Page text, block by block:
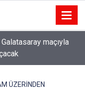
maçıyla
protokolü kapsamında
ÜZERİNDEN